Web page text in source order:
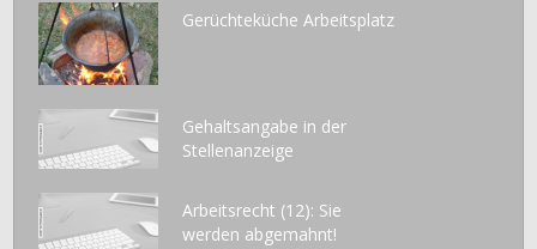
Gerüchteküche Arbeitsplatz
Gehaltsangabe in der
Stellenanzeige
Arbeitsrecht (12): Sie
werden abgemahnt!